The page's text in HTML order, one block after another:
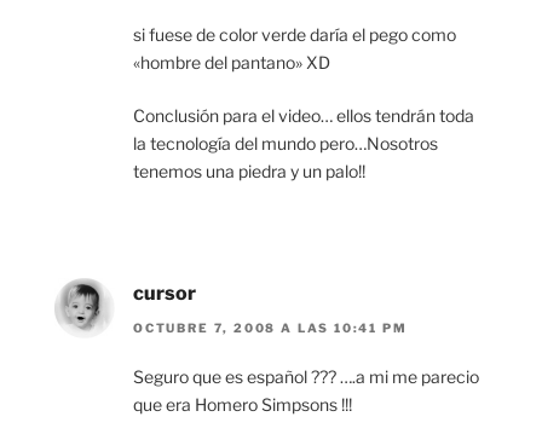
si fuese de color verde daría el pego como
«hombre del pantano» XD
Conclusión para el video… ellos tendrán toda
la tecnología del mundo pero…Nosotros
tenemos una piedra y un palo!!
cursor
OCTUBRE 7, 2008 A LAS 10:41 PM
Seguro que es español ??? ….a mi me parecio
que era Homero Simpsons !!!